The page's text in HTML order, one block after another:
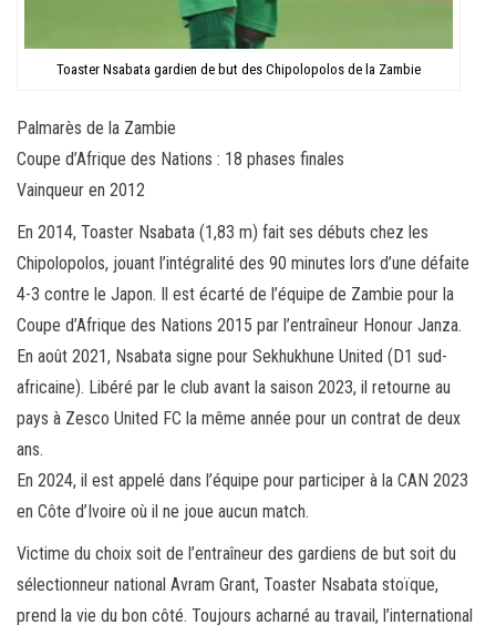
Toaster Nsabata gardien de but des Chipolopolos de la Zambie
Palmarès de la Zambie
Coupe d’Afrique des Nations : 18 phases finales
Vainqueur en 2012
En 2014, Toaster Nsabata (1,83 m) fait ses débuts chez les
Chipolopolos, jouant l’intégralité des 90 minutes lors d’une défaite
4-3 contre le Japon. Il est écarté de l’équipe de Zambie pour la
Coupe d’Afrique des Nations 2015 par l’entraîneur Honour Janza.
En août 2021, Nsabata signe pour Sekhukhune United (D1 sud-
africaine). Libéré par le club avant la saison 2023, il retourne au
pays à Zesco United FC la même année pour un contrat de deux
ans.
En 2024, il est appelé dans l’équipe pour participer à la CAN 2023
en Côte d’Ivoire où il ne joue aucun match.
Victime du choix soit de l’entraîneur des gardiens de but soit du
sélectionneur national Avram Grant, Toaster Nsabata stoïque,
prend la vie du bon côté. Toujours acharné au travail, l’international